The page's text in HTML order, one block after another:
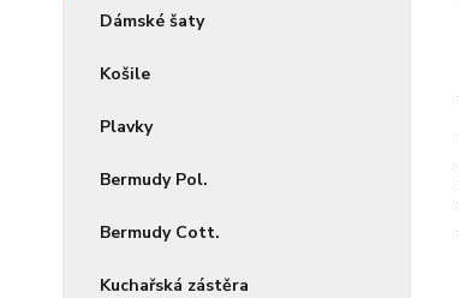
Dámské šaty
Košile
Plavky
Bermudy Pol.
Bermudy Cott.
Kuchařská zástěra